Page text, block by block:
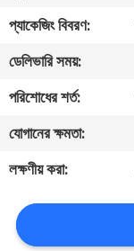
মান
নিয়ন্ত্রণ
যোগাযোগ
করুন
উদ্ধৃতির
প্যাকেজিং বিবরণ:
ডেলিভারি সময়:
পরিশোধের শর্ত:
যোগানের ক্ষমতা:
লক্ষণীয় করা: